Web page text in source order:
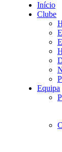
Início
Clube
Equipa